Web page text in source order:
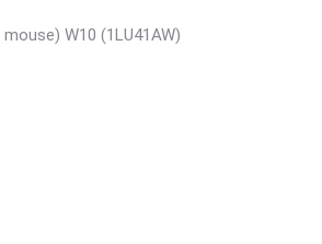
W10 (1LU41AW)